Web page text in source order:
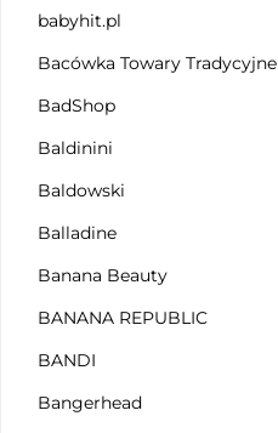
babyhit.pl
Bacówka Towary Tradycyjne
BadShop
Baldinini
Baldowski
Balladine
Banana Beauty
BANANA REPUBLIC
BANDI
Bangerhead